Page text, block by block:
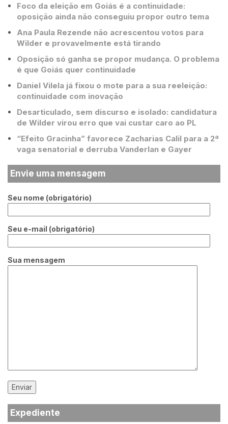
Foco da eleição em Goiás é a continuidade:
oposição ainda não conseguiu propor outro tema
Ana Paula Rezende não acrescentou votos para
Wilder e provavelmente está tirando
Oposição só ganha se propor mudança. O problema
é que Goiás quer continuidade
Daniel Vilela já fixou o mote para a sua reeleição:
continuidade com inovação
Desarticulado, sem discurso e isolado: candidatura
de Wilder virou erro que vai custar caro ao PL
“Efeito Gracinha” favorece Zacharias Calil para a 2ª
vaga senatorial e derruba Vanderlan e Gayer
Envie uma mensagem
Seu nome (obrigatório)
Seu e-mail (obrigatório)
Sua mensagem
Expediente